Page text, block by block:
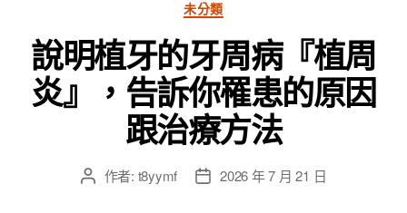
分
類
未分類
說明植牙的牙周病『植周
炎』，告訴你罹患的原因
跟治療方法
文 作者: t8yymf
文 2026 年 7 月 21 日